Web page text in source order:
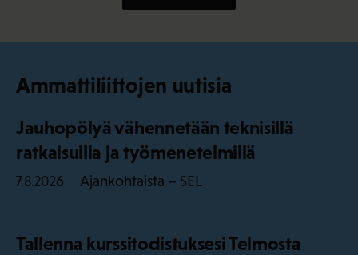
Ammattiliittojen uutisia
Jauhopölyä vähennetään teknisillä
ratkaisuilla ja työmenetelmillä
7.8.2026 Ajankohtaista – SEL
Tallenna kurssitodistuksesi Telmosta